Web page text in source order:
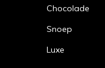
Chocolade
Snoep
Luxe